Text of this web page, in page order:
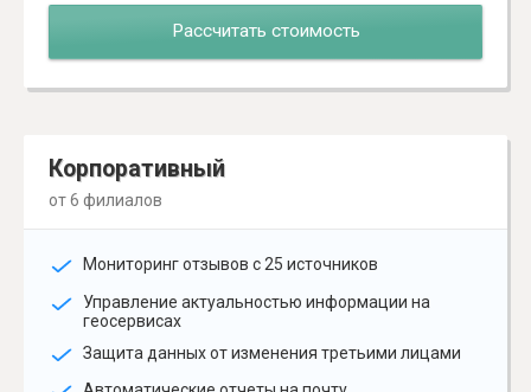
Рассчитать стоимость
Корпоративный
от 6 филиалов
Мониторинг отзывов с 25 источников
Управление актуальностью информации на
геосервисах
Защита данных от изменения третьими лицами